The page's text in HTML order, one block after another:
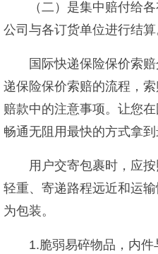
（二）是集中赔付给
公司与各订货单位进行结算
国际快递保险保价索
递保险保价索赔的流程，
赔款中的注意事项。让您
畅通无阻用最快的方式拿到
用户交寄包裹时，应
轻重、寄递路程远近和运
为包装。
1.脆弱易碎物品，内